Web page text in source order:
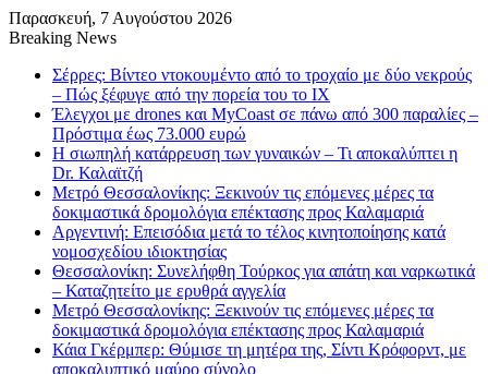
Παρασκευή, 7 Αυγούστου 2026
Breaking News
Σέρρες: Βίντεο ντοκουμέντο από το τροχαίο με δύο νεκρούς
– Πώς ξέφυγε από την πορεία του το ΙΧ
Έλεγχοι με drones και MyCoast σε πάνω από 300 παραλίες –
Πρόστιμα έως 73.000 ευρώ
Η σιωπηλή κατάρρευση των γυναικών – Τι αποκαλύπτει η
Dr. Καλαϊτζή
Μετρό Θεσσαλονίκης: Ξεκινούν τις επόμενες μέρες τα
δοκιμαστικά δρομολόγια επέκτασης προς Καλαμαριά
Αργεντινή: Επεισόδια μετά το τέλος κινητοποίησης κατά
νομοσχεδίου ιδιοκτησίας
Θεσσαλονίκη: Συνελήφθη Τούρκος για απάτη και ναρκωτικά
– Καταζητείτο με ερυθρά αγγελία
Μετρό Θεσσαλονίκης: Ξεκινούν τις επόμενες μέρες τα
δοκιμαστικά δρομολόγια επέκτασης προς Καλαμαριά
Κάια Γκέρμπερ: Θύμισε τη μητέρα της, Σίντι Κρόφορντ, με
αποκαλυπτικό μαύρο σύνολο